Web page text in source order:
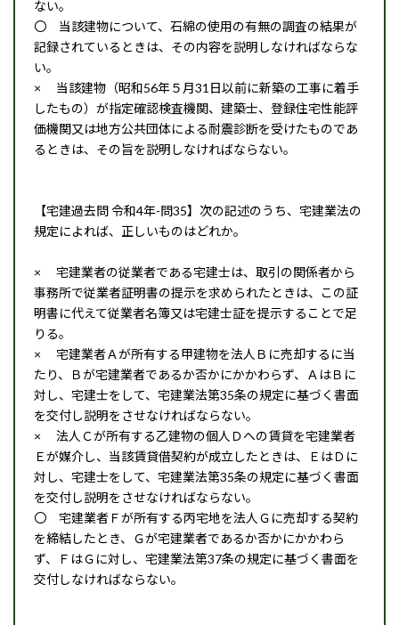
ない。
〇 当該建物について、石綿の使用の有無の調査の結果が
記録されているときは、その内容を説明しなければならな
い。
× 当該建物（昭和56年５月31日以前に新築の工事に着手
したもの）が指定確認検査機関、建築士、登録住宅性能評
価機関又は地方公共団体による耐震診断を受けたものであ
るときは、その旨を説明しなければならない。
【宅建過去問 令和4年-問35】次の記述のうち、宅建業法の
規定によれば、正しいものはどれか。
× 宅建業者の従業者である宅建士は、取引の関係者から
事務所で従業者証明書の提示を求められたときは、この証
明書に代えて従業者名簿又は宅建士証を提示することで足
りる。
× 宅建業者Ａが所有する甲建物を法人Ｂに売却するに当
たり、Ｂが宅建業者であるか否かにかかわらず、ＡはＢに
対し、宅建士をして、宅建業法第35条の規定に基づく書面
を交付し説明をさせなければならない。
× 法人Ｃが所有する乙建物の個人Ｄへの賃貸を宅建業者
Ｅが媒介し、当該賃貸借契約が成立したときは、ＥはＤに
対し、宅建士をして、宅建業法第35条の規定に基づく書面
を交付し説明をさせなければならない。
〇 宅建業者Ｆが所有する丙宅地を法人Ｇに売却する契約
を締結したとき、Ｇが宅建業者であるか否かにかかわら
ず、ＦはＧに対し、宅建業法第37条の規定に基づく書面を
交付しなければならない。